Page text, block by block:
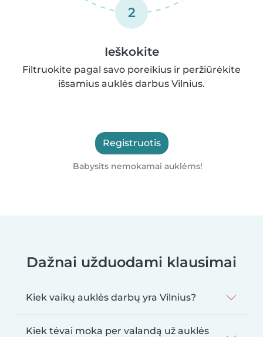
2
Ieškokite
Filtruokite pagal savo poreikius ir peržiūrėkite
išsamius auklės darbus Vilnius.
Registruotis
Babysits nemokamai auklėms!
Dažnai užduodami klausimai
Kiek vaikų auklės darbų yra Vilnius?
Kiek tėvai moka per valandą už auklės